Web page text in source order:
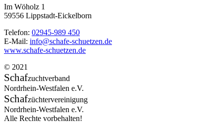
Im Wöholz 1
59556 Lippstadt-Eickelborn
Telefon: 02945-989 450
E-Mail: info@schafe-schuetzen.de
www.schafe-schuetzen.de
© 2021
Schafzuchtverband
Nordrhein-Westfalen e.V.
Schafzüchtervereinigung
Nordrhein-Westfalen e.V.
Alle Rechte vorbehalten!